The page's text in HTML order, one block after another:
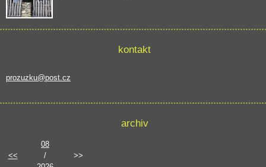
kontakt
prozuzku@post.cz
archiv
<<
08
/
>>